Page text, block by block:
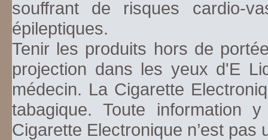
souffrant de risques cardio-
épileptiques.
Tenir les produits hors de
projection dans les yeux d'E
médecin. La Cigarette
tabagique. Toute information
Cigarette Electronique n’est pas